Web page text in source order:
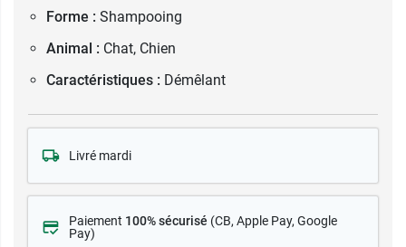
Forme : Shampooing
Animal : Chat, Chien
Caractéristiques : Démêlant
Livré mardi
Paiement 100% sécurisé (CB, Apple Pay, Google
Pay)